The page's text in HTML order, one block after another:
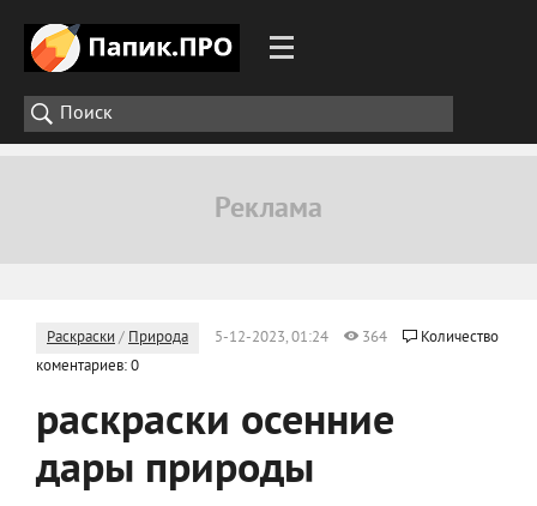
Раскраски / Природа 5-12-2023, 01:24 364
Количество
коментариев: 0
раскраски осенние
дары природы